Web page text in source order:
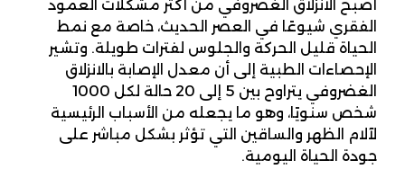
أصبح الانزلاق الغضروفي من أكثر مشكلات العمود
الفقري شيوعًا في العصر الحديث، خاصة مع نمط
الحياة قليل الحركة والجلوس لفترات طويلة. وتشير
الإحصاءات الطبية إلى أن معدل الإصابة بالانزلاق
الغضروفي يتراوح بين 5 إلى 20 حالة لكل 1000
شخص سنويًا، وهو ما يجعله من الأسباب الرئيسية
لآلام الظهر والساقين التي تؤثر بشكل مباشر على
جودة الحياة اليومية.